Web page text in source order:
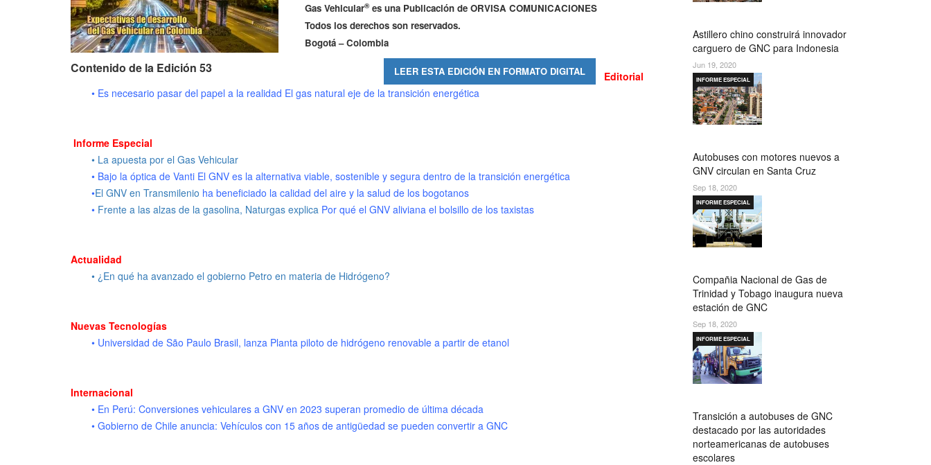
Contenido de la Edición 53 LEER ESTA EDICIÓN EN FORMATO DIGITAL
Gas Vehicular®es una Publicación de ORVISA COMUNICACIONES
Todos los derechos son reservados.
Bogotá – Colombia
Editorial
• Es necesario pasar del papel a la realidad El gas natural eje de la transición energética
Informe Especial
• La apuesta por el Gas Vehicular
• Bajo la óptica de Vanti El GNV es la alternativa viable, sostenible y segura dentro de la transición energética
•El GNV en Transmilenio ha beneficiado la calidad del aire y la salud de los bogotanos
• Frente a las alzas de la gasolina, Naturgas explica Por qué el GNV aliviana el bolsillo de los taxistas
Actualidad
• ¿En qué ha avanzado el gobierno Petro en materia de Hidrógeno?
Nuevas Tecnologías
• Universidad de São Paulo Brasil, lanza Planta piloto de hidrógeno renovable a partir de etanol
Internacional
• En Perú: Conversiones vehiculares a GNV en 2023 superan promedio de última década
• Gobierno de Chile anuncia: Vehículos con 15 años de antigüedad se pueden convertir a GNC
Astillero chino construirá innovador
carguero de GNC para Indonesia
Jun 19, 2020
Autobuses con motores nuevos a
GNV circulan en Santa Cruz
INFORME ESPECIAL
Sep 18, 2020
Compañia Nacional de Gas de
Trinidad y Tobago inaugura nueva
estación de GNC
INFORME ESPECIAL
Sep 18, 2020
Transición a autobuses de GNC
destacado por las autoridades
norteamericanas de autobuses
escolares
INFORME ESPECIAL